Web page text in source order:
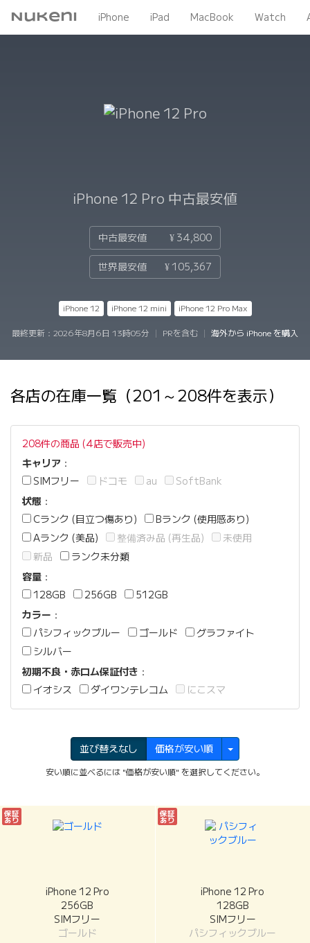
Nukeni iPhone iPad MacBook Watch
iPhone 12 Pro 中古最安値
中古最安値 ¥ 34,800
世界最安値 ¥ 105,367
iPhone 12 iPhone 12 mini iPhone 12 Pro Max
最終更新： 2026年8月6日 13時05分 PRを含む 海外から iPhone を購入
各店の在庫一覧（201～208件を表示）
208件の商品 (4店で販売中)
キャリア ：
SIMフリー
ドコモ au
SoftBank
状態 ：
Cランク (目立つ傷あり)
Bランク (使用感あり)
Aランク (美品)
整備済み品 (再生品)
未使用
新品
ランク未分類
容量 ：
128GB
256GB
512GB
カラー ：
パシフィックブルー
ゴールド
グラファイト
シルバー
初期不良・赤ロム保証付き ：
イオシス
ダイワンテレコム にこスマ
並び替えなし 価格が安い順
安い順に並べるには "価格が安い順" を選択してください。
保証
あり
iPhone 12 Pro
256GB
SIMフリー
ゴールド
保証
あり
iPhone 12 Pro
128GB
SIMフリー
パシフィックブルー